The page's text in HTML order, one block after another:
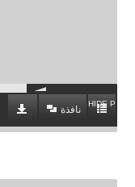
HIDE
نافذة